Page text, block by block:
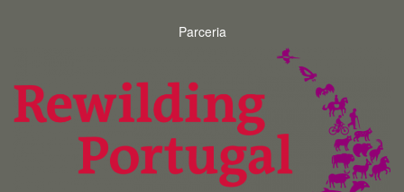
Parceria